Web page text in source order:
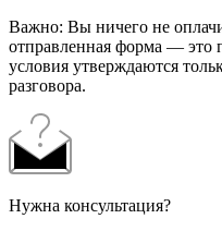
Важно: Вы ничего не
отправленная форма — это
условия утверждаются
разговора.
Нужна консультация?